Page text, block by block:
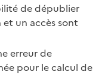
de dépublier
et un accès sont
erreur de
pour le calcul de